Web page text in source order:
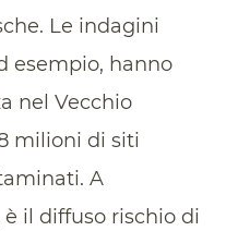
Le indagini
esempio, hanno
nel Vecchio
milioni di siti
A
il diffuso rischio di